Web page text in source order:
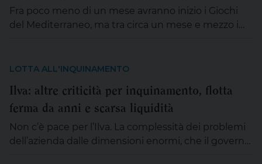
In Italia, […]
Fra poco meno di un mese avranno inizio i Giochi
del Mediterraneo, ma tra circa un mese e mezzo i
posto alla realtà del ‘dopo’. Qualche impianto
bisogno, non potrà […]
LOTTA ALL'INQUINAMENTO
Ilva: altre criticità per inquinamento, flotta
ferma da anni e scarsa liquidità
Non c’è pace per l’Ilva. La complessità dei problemi
dell’azienda dalle dimensioni enormi, che il governo